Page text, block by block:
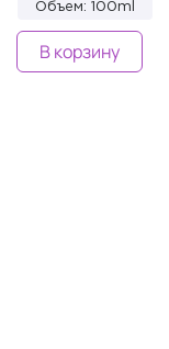
Объем: 100ml
В корзину